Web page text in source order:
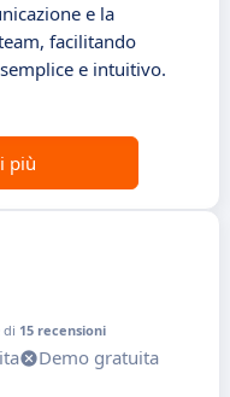
e la
facilitando
e intuitivo.
più
di 15 recensioni
Demo gratuita